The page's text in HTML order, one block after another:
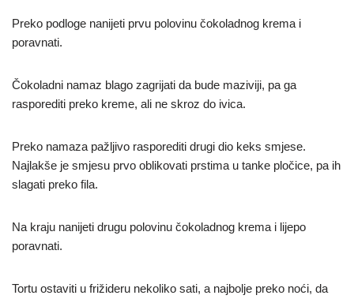
Preko podloge nanijeti prvu polovinu čokoladnog krema i
poravnati.
Čokoladni namaz blago zagrijati da bude maziviji, pa ga
rasporediti preko kreme, ali ne skroz do ivica.
Preko namaza pažljivo rasporediti drugi dio keks smjese.
Najlakše je smjesu prvo oblikovati prstima u tanke pločice, pa ih
slagati preko fila.
Na kraju nanijeti drugu polovinu čokoladnog krema i lijepo
poravnati.
Tortu ostaviti u frižideru nekoliko sati, a najbolje preko noći, da